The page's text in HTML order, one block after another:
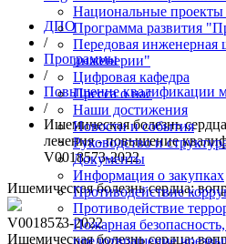
Национальные проекты
Программа развития
Передовая
инженерии"
Цифровая кафедра
Пресса о нас
Наши достижения
Новости и события
Руководство и
Документы
Информация о закупках
Противодействие
Противодействие
Пожарная
предотвращение
ДПО
/
Программы
/
Повышение квалификации
/
Ишемическая болезнь
лечения - повышение
V0018573-2022
Ишемическая болезнь сердца:
V0018573-2022
Ишемическая болезнь сердца: